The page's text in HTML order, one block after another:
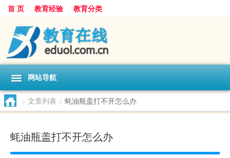
首 页 教育经验 教育分类
网站导航
> 文章列表 > 蚝油瓶盖打不开怎么办
蚝油瓶盖打不开怎么办